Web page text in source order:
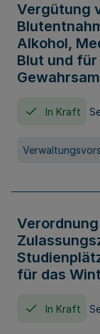
Vergütung
Alkohol,
Blut und
In Kraft
für das
In Kraft